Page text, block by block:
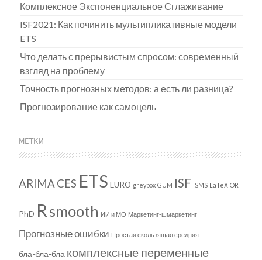
Комплексное Экспоненциальное Сглаживание
ISF2021: Как починить мультипликативные модели
ETS
Что делать с прерывистым спросом: современный
взгляд на проблему
Точность прогнозных методов: а есть ли разница?
Прогнозирование как самоцель
МЕТКИ
ARIMA CES ETS EURO greybox GUM ISF ISMS LaTeX OR
PhD Rsmooth ИИ и МО Маркетинг-шмаркетинг
Прогнозные ошибки Простая скользящая средняя
бла-бла-бла комплексные переменные